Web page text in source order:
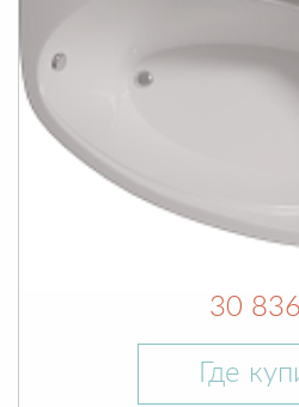
30
Где